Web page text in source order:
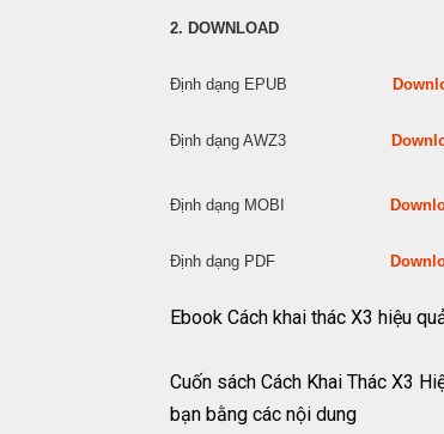
2. DOWNLOAD
Định dạng EPUB
Định dạng AWZ3
Định dạng MOBI
Định dạng PDF
Ebook Cách khai thác X3 hiệu
Cuốn sách Cách Khai Thác X3
bạn bằng các nội dung